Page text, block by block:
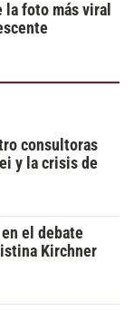
foto más viral
consultoras
y la crisis de
el debate
Kirchner